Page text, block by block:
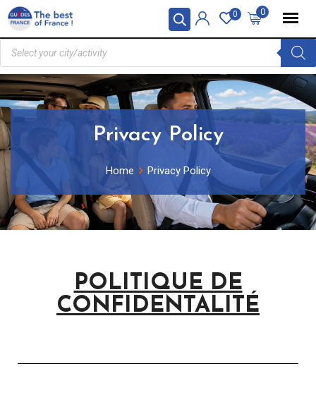
0
0
Privacy Policy
Home Privacy Policy
POLITIQUE DE
CONFIDENTALITÉ